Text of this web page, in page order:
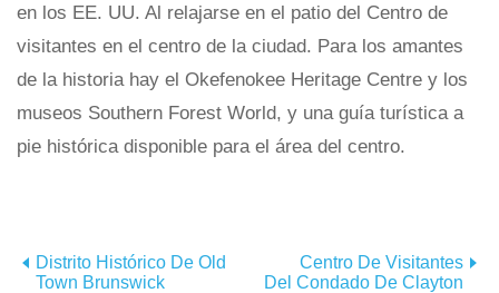
en los EE. UU. Al relajarse en el patio del Centro de
visitantes en el centro de la ciudad. Para los amantes
de la historia hay el Okefenokee Heritage Centre y los
museos Southern Forest World, y una guía turística a
pie histórica disponible para el área del centro.
Distrito Histórico De Old
Town Brunswick
Centro De Visitantes
Del Condado De Clayton